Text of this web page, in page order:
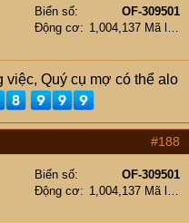
Biển số
OF-309501
Động cơ
Quý cụ mợ có thể alo
#188
Biển số
OF-309501
Động cơ
1,004,137 Mã lực